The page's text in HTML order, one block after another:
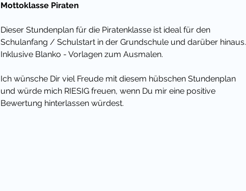
Mottoklasse Piraten
Dieser Stundenplan für die Piratenklasse ist ideal für den
Schulanfang / Schulstart in der Grundschule und darüber hinaus.
Inklusive Blanko - Vorlagen zum Ausmalen.
Ich wünsche Dir viel Freude mit diesem hübschen Stundenplan
und würde mich RIESIG freuen, wenn Du mir eine positive
Bewertung hinterlassen würdest.